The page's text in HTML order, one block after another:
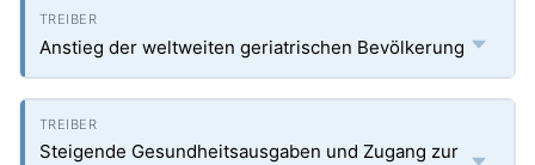
Anstieg der weltweiten geriatrischen Bevölkerung
Steigende Gesundheitsausgaben und Zugang zur